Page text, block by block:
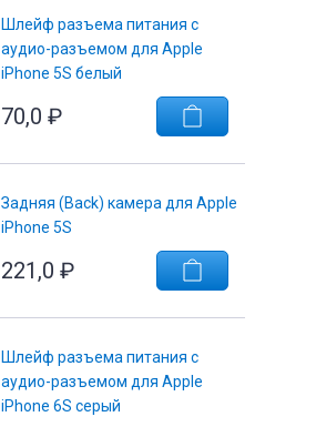
Шлейф разъема питания с
аудио-разъемом для Apple
iPhone 5S белый
70,0 ₽
Задняя (Back) камера для Apple
iPhone 5S
221,0 ₽
Шлейф разъема питания с
аудио-разъемом для Apple
iPhone 6S серый